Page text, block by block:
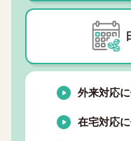
外来対応
在宅対応